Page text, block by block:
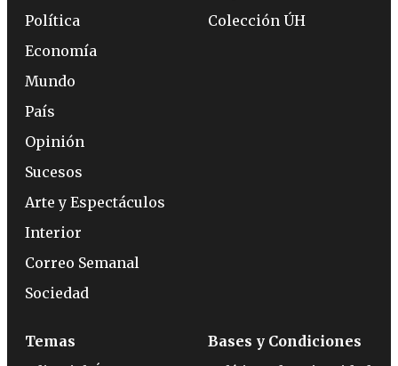
Política
Economía
Mundo
País
Opinión
Sucesos
Arte y Espectáculos
Interior
Correo Semanal
Sociedad
Colección ÚH
Temas
Bases y Condiciones